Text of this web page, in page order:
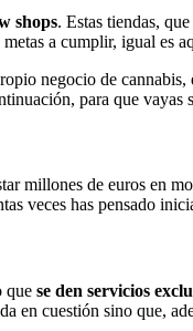
shops. Estas tiendas,
a cumplir, igual es
negocio de
para que vayas
millones de euros en
veces has pensado
que se den servicios
en cuestión sino que,